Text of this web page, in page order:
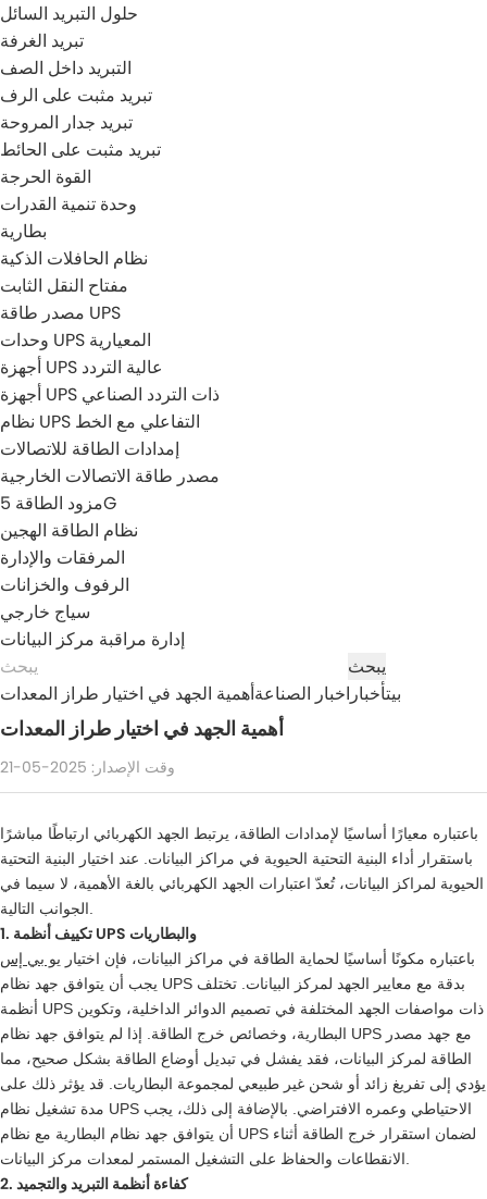
حلول التبريد السائل
تبريد الغرفة
التبريد داخل الصف
تبريد مثبت على الرف
تبريد جدار المروحة
تبريد مثبت على الحائط
القوة الحرجة
وحدة تنمية القدرات
بطارية
نظام الحافلات الذكية
مفتاح النقل الثابت
مصدر طاقة UPS
وحدات UPS المعيارية
أجهزة UPS عالية التردد
أجهزة UPS ذات التردد الصناعي
نظام UPS التفاعلي مع الخط
إمدادات الطاقة للاتصالات
مصدر طاقة الاتصالات الخارجية
مزود الطاقة 5G
نظام الطاقة الهجين
المرفقات والإدارة
الرفوف والخزانات
سياج خارجي
إدارة مراقبة مركز البيانات
بيتأخبار اخبار الصناعةأهمية الجهد في اختيار طراز المعدات
أهمية الجهد في اختيار طراز المعدات
وقت الإصدار: 2025-05-21
باعتباره معيارًا أساسيًا لإمدادات الطاقة، يرتبط الجهد الكهربائي ارتباطًا مباشرًا
باستقرار أداء البنية التحتية الحيوية في مراكز البيانات. عند اختيار البنية التحتية
الحيوية لمراكز البيانات، تُعدّ اعتبارات الجهد الكهربائي بالغة الأهمية، لا سيما في
الجوانب التالية.
1. تكييف أنظمة UPS والبطاريات
باعتباره مكونًا أساسيًا لحماية الطاقة في مراكز البيانات، فإن اختيار يو بي إس
يجب أن يتوافق جهد نظام UPS بدقة مع معايير الجهد لمركز البيانات. تختلف
أنظمة UPS ذات مواصفات الجهد المختلفة في تصميم الدوائر الداخلية، وتكوين
البطارية، وخصائص خرج الطاقة. إذا لم يتوافق جهد نظام UPS مع جهد مصدر
الطاقة لمركز البيانات، فقد يفشل في تبديل أوضاع الطاقة بشكل صحيح، مما
يؤدي إلى تفريغ زائد أو شحن غير طبيعي لمجموعة البطاريات. قد يؤثر ذلك على
مدة تشغيل نظام UPS الاحتياطي وعمره الافتراضي. بالإضافة إلى ذلك، يجب
أن يتوافق جهد نظام البطارية مع نظام UPS لضمان استقرار خرج الطاقة أثناء
الانقطاعات والحفاظ على التشغيل المستمر لمعدات مركز البيانات.
2. كفاءة أنظمة التبريد والتجميد